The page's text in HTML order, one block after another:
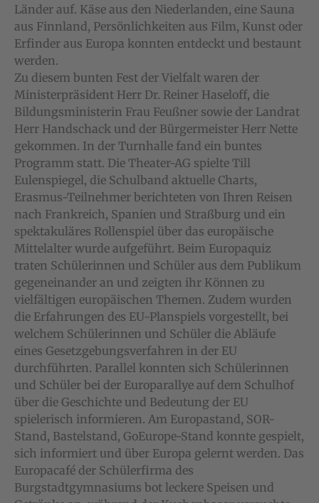
Länder auf. Käse aus den Niederlanden, eine Sauna
aus Finnland, Persönlichkeiten aus Film, Kunst oder
Erfinder aus Europa konnten entdeckt und bestaunt
werden.
Zu diesem bunten Fest der Vielfalt waren der
Ministerpräsident Herr Dr. Reiner Haseloff, die
Bildungsministerin Frau Feußner sowie der Landrat
Herr Handschack und der Bürgermeister Herr Nette
gekommen. In der Turnhalle fand ein buntes
Programm statt. Die Theater-AG spielte Till
Eulenspiegel, die Schulband aktuelle Charts,
Erasmus-Teilnehmer berichteten von Ihren Reisen
nach Frankreich, Spanien und Straßburg und ein
spektakuläres Rollenspiel über das europäische
Mittelalter wurde aufgeführt. Beim Europaquiz
traten Schülerinnen und Schüler aus dem Publikum
gegeneinander an und zeigten ihr Können zu
vielfältigen europäischen Themen. Zudem wurden
die Erfahrungen des EU-Planspiels vorgestellt, bei
welchem Schülerinnen und Schüler die Abläufe
eines Gesetzgebungsverfahren in der EU
durchführten. Parallel konnten sich Schülerinnen
und Schüler bei der Europarallye auf dem Schulhof
über die Geschichte und Bedeutung der EU
spielerisch informieren. Am Europastand, SOR-
Stand, Bastelstand, GoEurope-Stand konnte gespielt,
sich informiert und über Europa gelernt werden. Das
Europacafé der Schülerfirma des
Burgstadtgymnasiums bot leckere Speisen und